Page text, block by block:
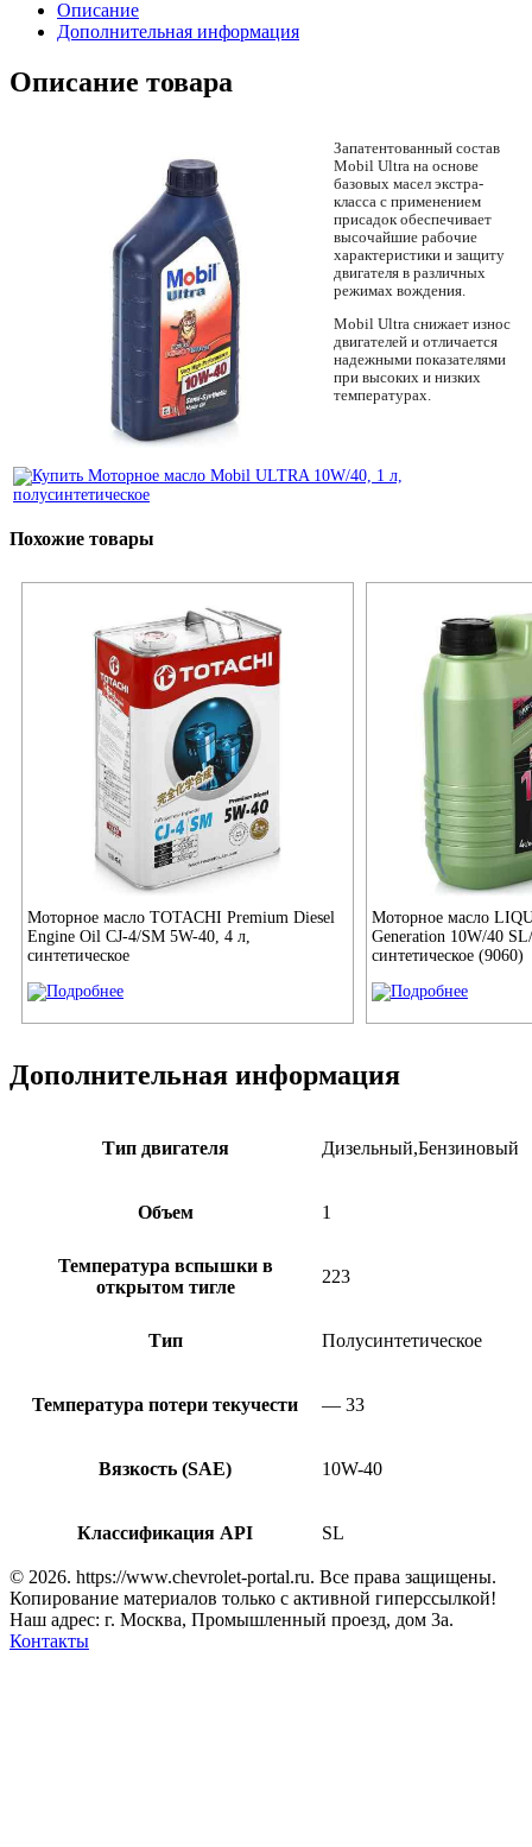
Описание
Дополнительная информация
Описание товара
Запатентованный состав
Mobil Ultra на основе
базовых масел экстра-
класса с применением
присадок обеспечивает
высочайшие рабочие
характеристики и защиту
двигателя в различных
режимах вождения.
Mobil Ultra снижает износ
двигателей и отличается
надежными показателями
при высоких и низких
температурах.
Похожие товары
Моторное масло TOTACHI Premium Diesel
Engine Oil CJ-4/SM 5W-40, 4 л,
синтетическое
Моторное масло
Generation 10W/40
синтетическое (9060)
Дополнительная информация
Тип двигателя Дизельный,Бензиновый
Объем 1
Температура вспышки в
открытом тигле
223
Тип Полусинтетическое
Температура потери текучести — 33
Вязкость (SAE) 10W-40
Классификация API SL
© 2026. https://www.chevrolet-portal.ru. Все права защищены.
Копирование материалов только с активной гиперссылкой!
Наш адрес: г. Москва, Промышленный проезд, дом 3а.
Контакты